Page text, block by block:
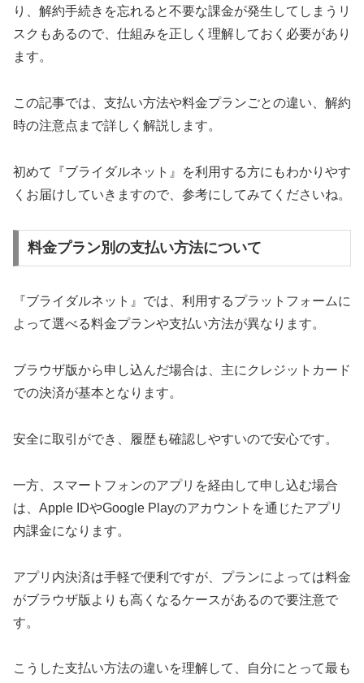
り、解約手続きを忘れると不要な課金が発生してしまうリ
スクもあるので、仕組みを正しく理解しておく必要があり
ます。
この記事では、支払い方法や料金プランごとの違い、解約
時の注意点まで詳しく解説します。
初めて『ブライダルネット』を利用する方にもわかりやす
くお届けしていきますので、参考にしてみてくださいね。
料金プラン別の支払い方法について
『ブライダルネット』では、利用するプラットフォームに
よって選べる料金プランや支払い方法が異なります。
ブラウザ版から申し込んだ場合は、主にクレジットカード
での決済が基本となります。
安全に取引ができ、履歴も確認しやすいので安心です。
一方、スマートフォンのアプリを経由して申し込む場合
は、Apple IDやGoogle Playのアカウントを通じたアプリ
内課金になります。
アプリ内決済は手軽で便利ですが、プランによっては料金
がブラウザ版よりも高くなるケースがあるので要注意で
す。
こうした支払い方法の違いを理解して、自分にとって最も